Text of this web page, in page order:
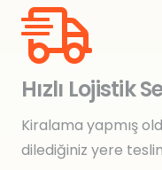
Hızlı Lojistik
Kiralama yapmış
dilediğiniz yere